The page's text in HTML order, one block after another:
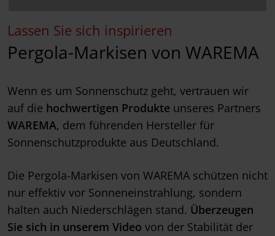
Lassen Sie sich inspirieren
Pergola-Markisen von WAREMA
Wenn es um Sonnenschutz geht, vertrauen wir
auf die hochwertigen Produkte unseres Partners
WAREMA, dem führenden Hersteller für
Sonnenschutzprodukte aus Deutschland.
Die Pergola-Markisen von WAREMA schützen nicht
nur effektiv vor Sonneneinstrahlung, sondern
halten auch Niederschlägen stand. Überzeugen
Sie sich in unserem Video von der Stabilität der